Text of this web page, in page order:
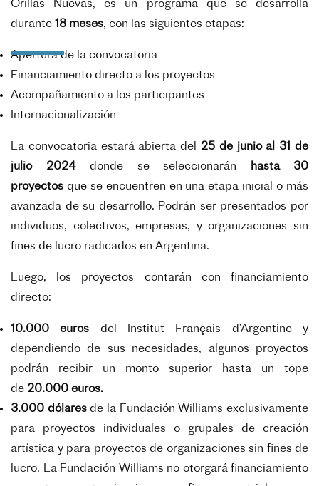
Orillas Nuevas, es un programa que se desarrolla
durante 18 meses, con las siguientes etapas:
Apertura de la convocatoria
Financiamiento directo a los proyectos
Acompañamiento a los participantes
Internacionalización
La convocatoria estará abierta del 25 de junio al 31 de
julio 2024donde se seleccionarán
hasta 30
proyectos que se encuentren en una etapa inicial o más
avanzada de su desarrollo. Podrán ser presentados por
individuos, colectivos, empresas, y organizaciones sin
fines de lucro radicados en Argentina.
Luego, los proyectos contarán con financiamiento
directo:
10.000 euros del Institut Français d’Argentine y
dependiendo de sus necesidades, algunos proyectos
podrán recibir un monto superior hasta un tope
de 20.000 euros.
3.000 dólaresde la Fundación Williams exclusivamente
para proyectos individuales o grupales de creación
artística y para proyectos de organizaciones sin fines de
lucro. La Fundación Williams no otorgará financiamiento